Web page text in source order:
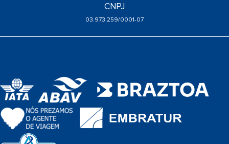
CNPJ
03.973.259/0001-07